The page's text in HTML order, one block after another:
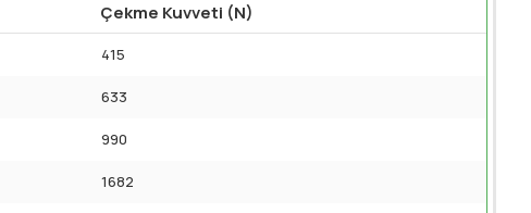
Çekme Kuvveti (N)
415
633
990
1682